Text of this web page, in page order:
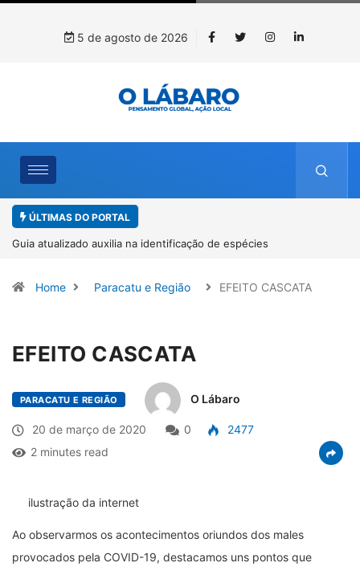
5 de agosto de 2026
ÚLTIMAS DO PORTAL
Kinross inicia rastreamento digital de 10 mil
Home Paracatu e Região EFEITO CASCATA
EFEITO CASCATA
PARACATU E REGIÃO O Lábaro
20 de março de 2020 0
2477
2 minutes read
ilustração da internet
Ao observarmos os acontecimentos oriundos dos males
provocados pela COVID-19, destacamos uns pontos que